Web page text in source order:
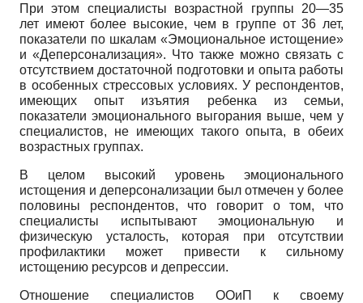
При этом специалисты возрастной группы 20—35
лет имеют более высокие, чем в группе от 36 лет,
показатели по шкалам «Эмоциональное истощение»
и «Деперсонализация». Что также можно связать с
отсутствием достаточной подготовки и опыта работы
в особенных стрессовых условиях. У респондентов,
имеющих опыт изъятия ребенка из семьи,
показатели эмоционального выгорания выше, чем у
специалистов, не имеющих такого опыта, в обеих
возрастных группах.
В целом высокий уровень эмоционального
истощения и деперсонализации был отмечен у более
половины респондентов, что говорит о том, что
специалисты испытывают эмоциональную и
физическую усталость, которая при отсутствии
профилактики может привести к сильному
истощению ресурсов и депрессии.
Отношение специалистов ООиП к своему